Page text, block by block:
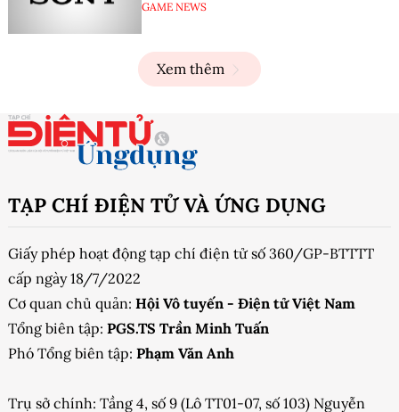
GAME NEWS
Xem thêm
TẠP CHÍ ĐIỆN TỬ VÀ ỨNG DỤNG
Giấy phép hoạt động tạp chí điện tử số 360/GP-BTTTT
cấp ngày 18/7/2022
Cơ quan chủ quản: Hội Vô tuyến - Điện tử Việt Nam
Tổng biên tập: PGS.TS Trần Minh Tuấn
Phó Tổng biên tập: Phạm Văn Anh
Trụ sở chính: Tầng 4, số 9 (Lô TT01-07, số 103) Nguyễn